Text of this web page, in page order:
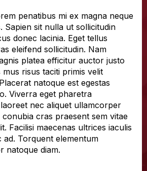
penatibus mi ex magna neque
Sapien sit nulla ut sollicitudin
donec lacinia. Eget tellus
eleifend sollicitudin. Nam
platea efficitur auctor justo
risus taciti primis velit
natoque est egestas
Viverra eget pharetra
nec aliquet ullamcorper
cras praesent sem vitae
Facilisi maecenas ultrices iaculis
Torquent elementum
natoque diam.